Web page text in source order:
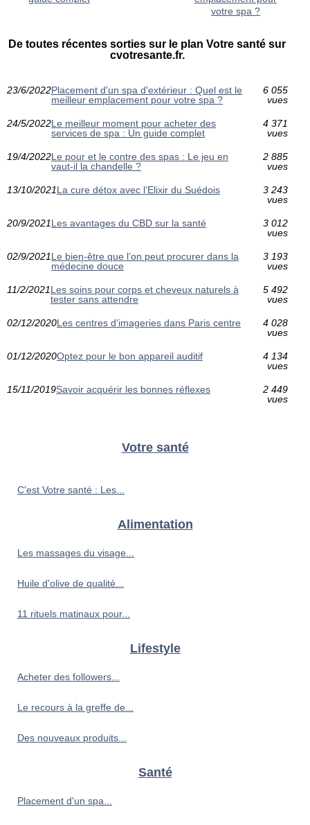
votre spa ?
De toutes récentes sorties sur le plan Votre santé sur
cvotresante.fr.
23/6/2022Placement d'un spa d'extérieur : Quel est le
meilleur emplacement pour votre spa ?
6 055
vues
24/5/2022Le meilleur moment pour acheter des
services de spa : Un guide complet
4 371
vues
19/4/2022Le pour et le contre des spas : Le jeu en
vaut-il la chandelle ?
2 885
vues
13/10/2021La cure détox avec l’Elixir du Suédois
3 243
vues
20/9/2021Les avantages du CBD sur la santé
3 012
vues
02/9/2021Le bien-être que l’on peut procurer dans la
médecine douce
3 193
vues
11/2/2021Les soins pour corps et cheveux naturels à
tester sans attendre
5 492
vues
02/12/2020Les centres d'imageries dans Paris centre
4 028
vues
01/12/2020Optez pour le bon appareil auditif
4 134
vues
15/11/2019Savoir acquérir les bonnes réflexes
2 449
vues
Votre santé
C'est Votre santé : Les...
Alimentation
Les massages du visage...
Huile d'olive de qualité...
11 rituels matinaux pour...
Lifestyle
Acheter des followers...
Le recours à la greffe de...
Des nouveaux produits...
Santé
Placement d'un spa...